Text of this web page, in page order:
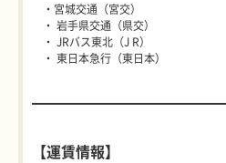
・宮城交通（宮交）
・ 岩手県交通（県交）
・ JRバス東北（J R）
・ 東日本急行（東日本）
【運賃情報】